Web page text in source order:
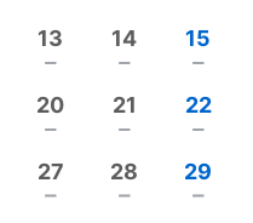
試は別途料金が必要で
(税込)】
13
remove
14
remove
15
remove
20
remove
21
remove
22
remove
27
remove
28
remove
29
remove